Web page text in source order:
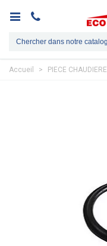
Accueil > PIECE CHAUDIERE